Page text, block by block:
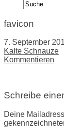
favicon
7. September
Kalte Schnauze
Kommentieren
Schreibe
Deine